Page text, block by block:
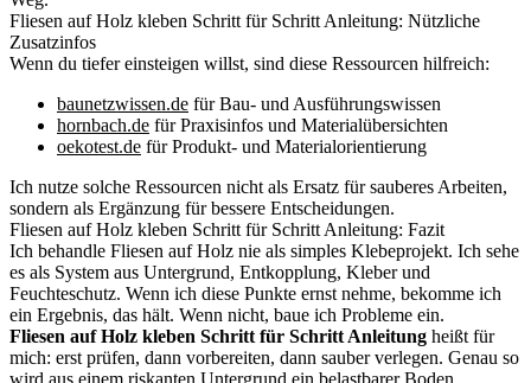
Fliesen auf Holz kleben Schritt für Schritt Anleitung: Nützliche
Zusatzinfos
Wenn du tiefer einsteigen willst, sind diese Ressourcen hilfreich:
baunetzwissen.de für Bau- und Ausführungswissen
hornbach.de für Praxisinfos und Materialübersichten
oekotest.de für Produkt- und Materialorientierung
Ich nutze solche Ressourcen nicht als Ersatz für sauberes Arbeiten,
sondern als Ergänzung für bessere Entscheidungen.
Fliesen auf Holz kleben Schritt für Schritt Anleitung: Fazit
Ich behandle Fliesen auf Holz nie als simples Klebeprojekt. Ich sehe
es als System aus Untergrund, Entkopplung, Kleber und
Feuchteschutz. Wenn ich diese Punkte ernst nehme, bekomme ich
ein Ergebnis, das hält. Wenn nicht, baue ich Probleme ein.
Fliesen auf Holz kleben Schritt für Schritt Anleitung heißt für
mich: erst prüfen, dann vorbereiten, dann sauber verlegen. Genau so
wird aus einem riskanten Untergrund ein belastbarer Boden.